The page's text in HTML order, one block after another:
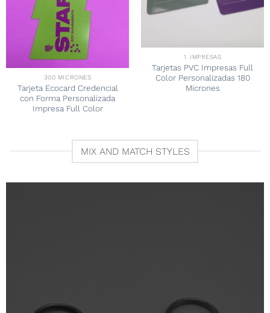
1. IMPRESAS
Tarjetas PVC Impresas Full
Color Personalizadas 180
Micrones
300 MICRONES
Tarjeta Ecocard Credencial
con Forma Personalizada
Impresa Full Color
MIX AND MATCH STYLES